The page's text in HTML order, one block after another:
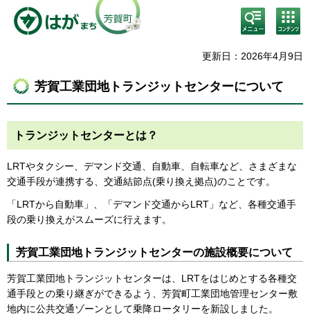
検
索・
メニ
コン
テン
ニュ
更新日：2026年4月9日
芳賀工業団地トランジットセンターについて
トランジットセンターとは？
LRTやタクシー、デマンド交通、自動車、自転車など、さまざまな
交通手段が連携する、交通結節点(乗り換え拠点)のことです。
「LRTから自動車」、「デマンド交通からLRT」など、各種交通手
段の乗り換えがスムーズに行えます。
芳賀工業団地トランジットセンターの施設概要について
芳賀工業団地トランジットセンターは、LRTをはじめとする各種交
通手段との乗り継ぎができるよう、芳賀町工業団地管理センター敷
地内に公共交通ゾーンとして乗降ロータリーを新設しました。